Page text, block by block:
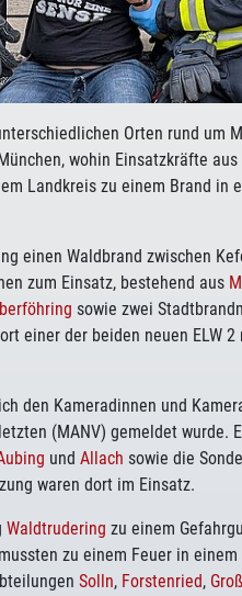
Orten rund um
wohin Einsatzkräfte
Landkreis zu einem Brand in
einen Waldbrand zwischen
zum Einsatz, bestehend aus
sowie zwei
einer der beiden neuen ELW
den Kameradinnen und
(MANV) gemeldet wurde.
und Allach sowie die
waren dort im Einsatz.
Waldtrudering zu einem
zu einem Feuer in
Solln, Forstenried,